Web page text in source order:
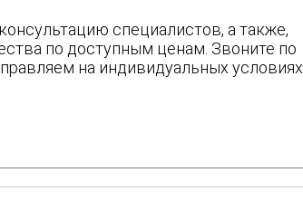
специалистов, а также,
по доступным ценам. Звоните по
на индивидуальных условиях